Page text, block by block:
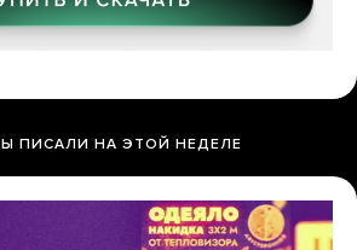
ПИСАЛИ НА ЭТОЙ НЕДЕЛЕ